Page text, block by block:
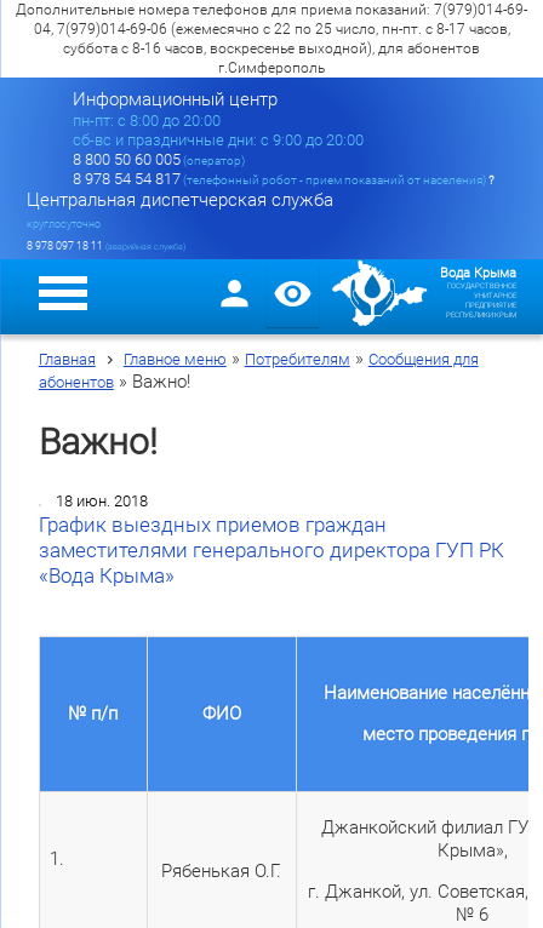
Дополнительные номера телефонов для приема показаний: 7(979)014-69-
04, 7(979)014-69-06 (ежемесячно с 22 по 25 число, пн-пт. с 8-17 часов,
суббота с 8-16 часов, воскресенье выходной), для абонентов
г.Симферополь
Информационный центр
пн-пт: c 8:00 до 20:00
сб-вс и праздничные дни: с 9:00 до 20:00
8 800 50 60 005(оператор)
8 978 54 54 817(телефонный робот - прием показаний от населения)?
Центральная диспетчерская служба
круглосуточно
8 978 097 18 11 (аварийная служба)
Вода Крыма
ГОСУДАРСТВЕННОЕ
УНИТАРНОЕ
ПРЕДПРИЯТИЕ
РЕСПУБЛИКИ КРЫМ
Главная Главное меню » Потребителям » Сообщения для
абонентов» Важно!
Важно!
18 июн. 2018
График выездных приемов граждан
заместителями генерального директора ГУП РК
«Вода Крыма»
№ п/п ФИО
Наименование
место проведения
1.
Рябенькая О.Г.
Джанкойский филиал
Крыма»,
г. Джанкой, ул. Советская,
№ 6